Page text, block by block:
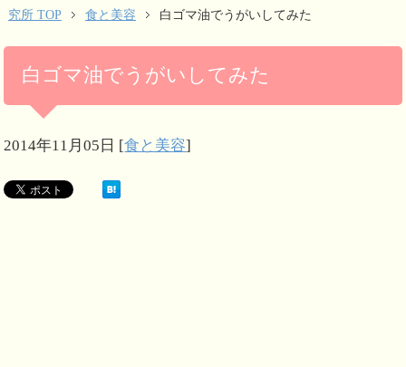
究所 TOP
食と美容 白ゴマ油でうがいしてみた
白ゴマ油でうがいしてみた
2014年11月05日 [食と美容]